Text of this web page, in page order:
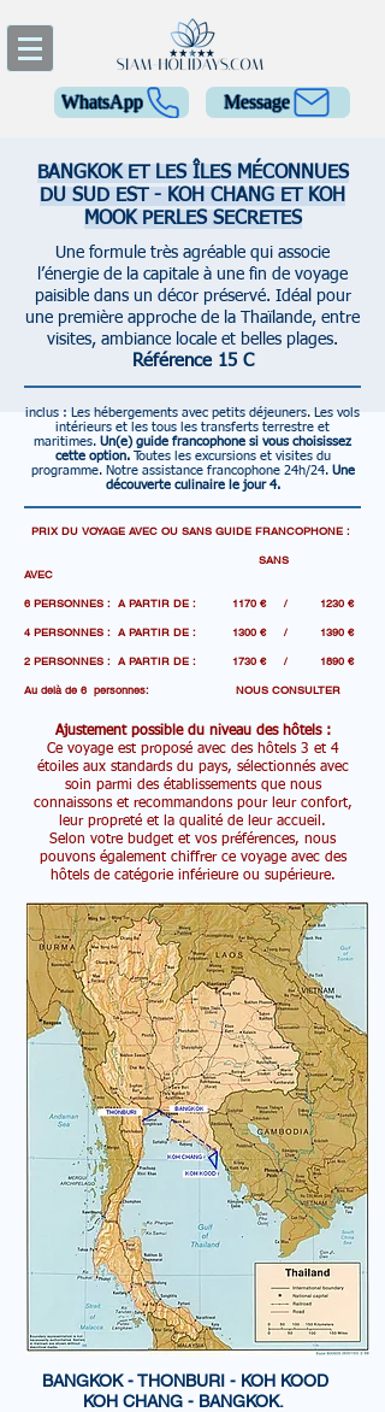
WhatsApp Message
BANGKOK ET LES ÎLES MÉCONNUES
DU SUD EST - KOH CHANG ET KOH
MOOK PERLES SECRETES
Une formule très agréable qui associe
l’énergie de la capitale à une fin de voyage
paisible dans un décor préservé. Idéal pour
une première approche de la Thaïlande, entre
visites, ambiance locale et belles plages.
Référence 15 C
inclus : Les hébergements avec petits déjeuners.
Les vols
intérieurs et les tous les transferts terrestre et
maritimes. Un(e) guide francophone si vous choisissez
cette option. Toutes les excursions et visites du
programme. Notre assistance francophone 24h/24. Une
découverte culinaire le jour 4.
PRIX DU VOYAGE AVEC OU SANS GUIDE FRANCOPHONE :
SANS
AVEC
6 PERSONNES : A PARTIR DE : 1170 € / 1230 €
4 PERSONNES : A PARTIR DE : 1300 € / 1390 €
2 PERSONNES : A PARTIR DE : 1730 € / 1890 €
Au delà de 6 personnes: NOUS CONSULTER
Ajustement possible du niveau des hôtels :
Ce voyage est proposé avec des hôtels 3 et 4
étoiles aux standards du pays, sélectionnés avec
soin parmi des établissements que nous
connaissons et recommandons pour leur confort,
leur propreté et la qualité de leur accueil.
Selon votre budget et vos préférences, nous
pouvons également chiffrer ce voyage avec des
hôtels de catégorie inférieure ou supérieure.
BANGKOK - THONBURI - KOH KOOD
KOH CHANG - BANGKOK.